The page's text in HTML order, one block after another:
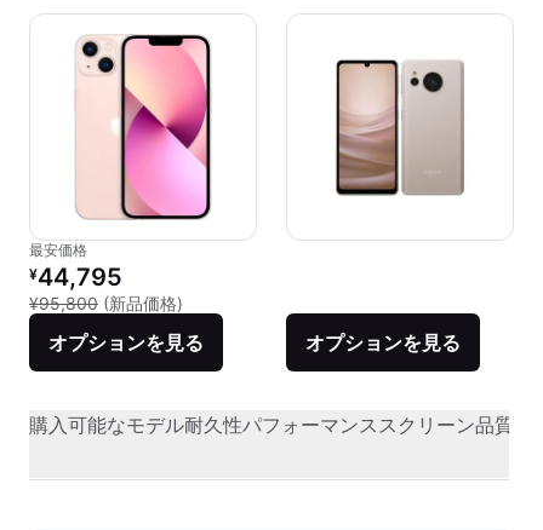
最安価格
リファービッシュ品の価格：
¥44,795
¥95,800 (新品価格)
オプションを見る オプションを見る
購入可能なモデル耐久性パフォーマンススクリーン品質